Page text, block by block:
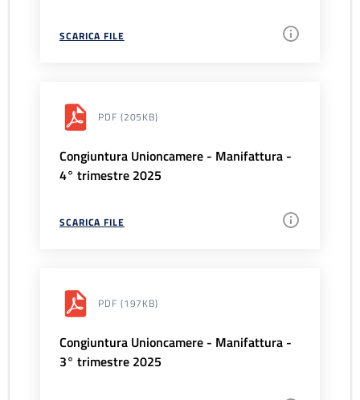
SCARICA FILE
PDF (205KB)
Congiuntura Unioncamere - Manifattura -
4° trimestre 2025
SCARICA FILE
PDF (197KB)
Congiuntura Unioncamere - Manifattura -
3° trimestre 2025